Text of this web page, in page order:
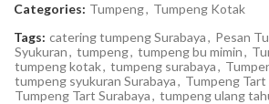
Categories: Tumpeng, Tumpeng Kotak
Tags: catering tumpeng Surabaya, Pesan
Syukuran, tumpeng, tumpeng bu mimin,
tumpeng kotak, tumpeng surabaya,
tumpeng syukuran Surabaya, Tumpeng Tart
Tumpeng Tart Surabaya, tumpeng ulang